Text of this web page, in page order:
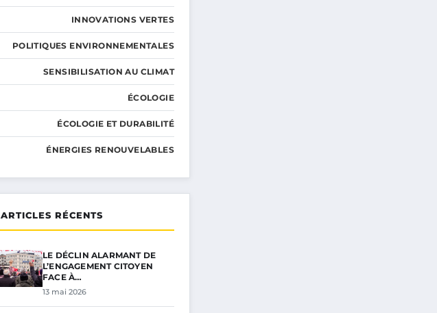
INNOVATIONS VERTES
POLITIQUES ENVIRONNEMENTALES
SENSIBILISATION AU CLIMAT
ÉCOLOGIE
ÉCOLOGIE ET DURABILITÉ
ÉNERGIES RENOUVELABLES
ARTICLES RÉCENTS
LE DÉCLIN ALARMANT DE
L’ENGAGEMENT CITOYEN
FACE À…
13 mai 2026